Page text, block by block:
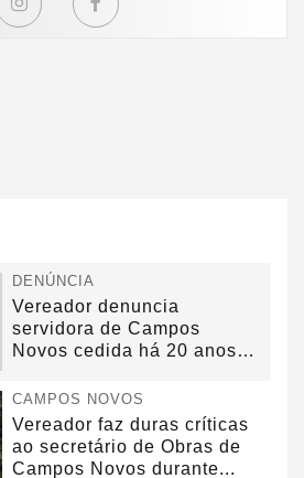
DENÚNCIA
Vereador denuncia
servidora de Campos
Novos cedida há 20 anos
CAMPOS NOVOS
Vereador faz duras críticas
ao secretário de Obras de
Campos Novos durante...